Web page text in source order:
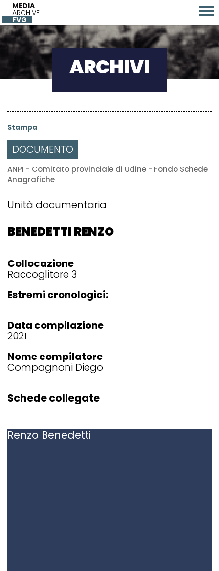
MEDIA
ARCHIVE
FVG
ARCHIVI
Stampa
DOCUMENTO
ANPI - Comitato provinciale di Udine - Fondo Schede
Anagrafiche
Unità documentaria
BENEDETTI RENZO
Collocazione
Raccoglitore 3
Estremi cronologici:
Data compilazione
2021
Nome compilatore
Compagnoni Diego
Schede collegate
Renzo Benedetti